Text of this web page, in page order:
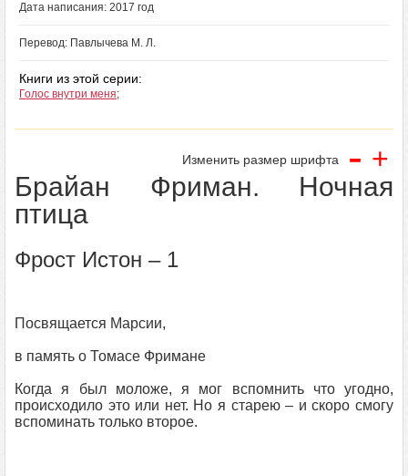
Дата написания: 2017 год
Перевод: Павлычева М. Л.
Книги из этой серии:
Голос внутри меня;
Изменить размер шрифта - +
Брайан Фриман. Ночная
птица
Фрост Истон – 1
Посвящается Марсии,
в память о Томасе Фримане
Когда я был моложе, я мог вспомнить что угодно,
происходило это или нет. Но я старею – и скоро смогу
вспоминать только второе.